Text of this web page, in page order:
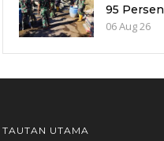
95 Persen
06 Aug 26
TAUTAN UTAMA